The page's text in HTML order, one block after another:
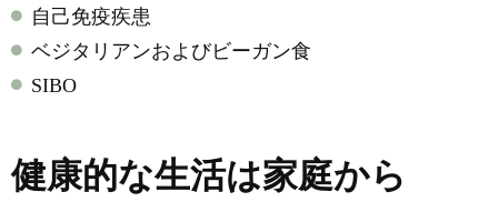
自己免疫疾患
ベジタリアンおよびビーガン食
SIBO
健康的な生活は家庭から